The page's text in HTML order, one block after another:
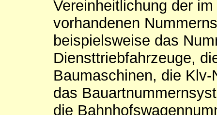
Vereinheitlichung der
vorhandenen
beispielsweise das
Diensttriebfahrzeuge,
Baumaschinen, die
das
die